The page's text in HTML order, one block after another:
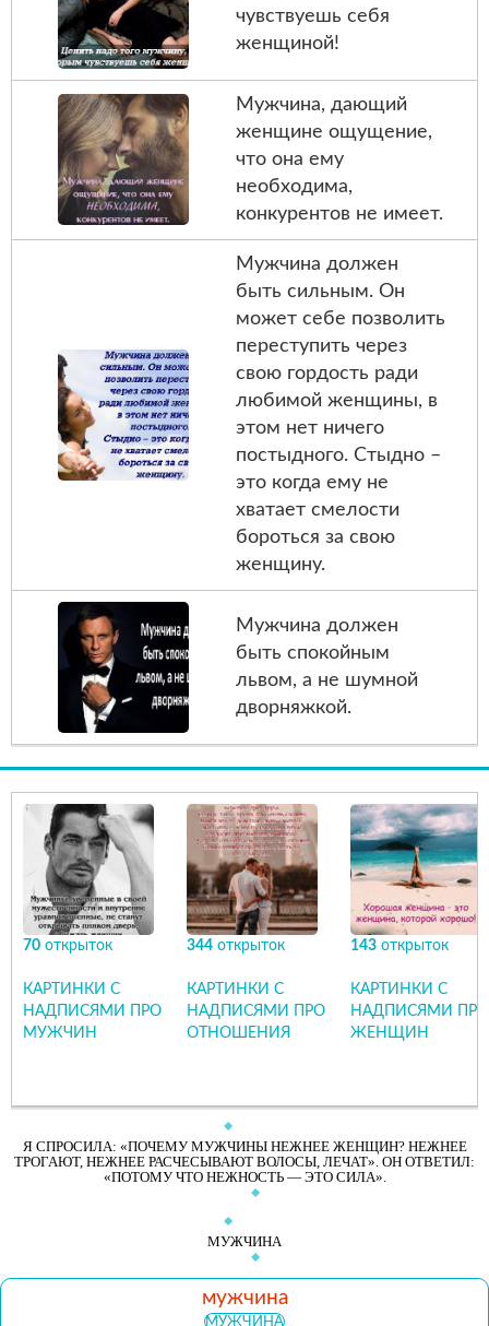
чувствуешь себя
женщиной!
Мужчина, дающий
женщине ощущение,
что она ему
необходима,
конкурентов не имеет.
Мужчина должен
быть сильным. Он
может себе позволить
переступить через
свою гордость ради
любимой женщины, в
этом нет ничего
постыдного. Стыдно –
это когда ему не
хватает смелости
бороться за свою
женщину.
Мужчина должен
быть спокойным
львом, а не шумной
дворняжкой.
70 открыток
КАРТИНКИ С
НАДПИСЯМИ ПРО
МУЖЧИН
344 открыток
КАРТИНКИ С
НАДПИСЯМИ ПРО
ОТНОШЕНИЯ
143 открыток
КАРТИНКИ С
НАДПИСЯМИ ПРО
ЖЕНЩИН
Я СПРОСИЛА: «ПОЧЕМУ МУЖЧИНЫ НЕЖНЕЕ ЖЕНЩИН? НЕЖНЕЕ
ТРОГАЮТ, НЕЖНЕЕ РАСЧЕСЫВАЮТ ВОЛОСЫ, ЛЕЧАТ». ОН ОТВЕТИЛ:
«ПОТОМУ ЧТО НЕЖНОСТЬ — ЭТО СИЛА».
МУЖЧИНА
мужчина
МУЖЧИНА